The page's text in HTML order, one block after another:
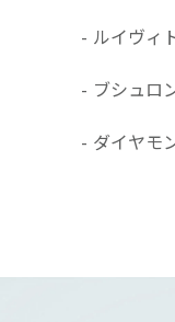
- ルイヴィ
- ブシュロ
- ダイヤモ